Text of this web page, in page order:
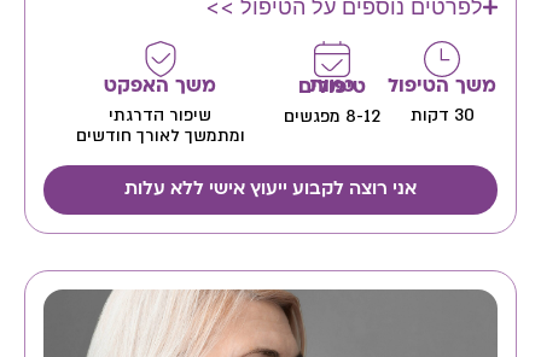
לפרטים נוספים על הטיפול >>
משך הטיפול
30 דקות
כמות טיפולים
8-12 מפגשים
משך האפקט
שיפור הדרגתי
ומתמשך לאורך חודשים
אני רוצה לקבוע ייעוץ אישי ללא עלות